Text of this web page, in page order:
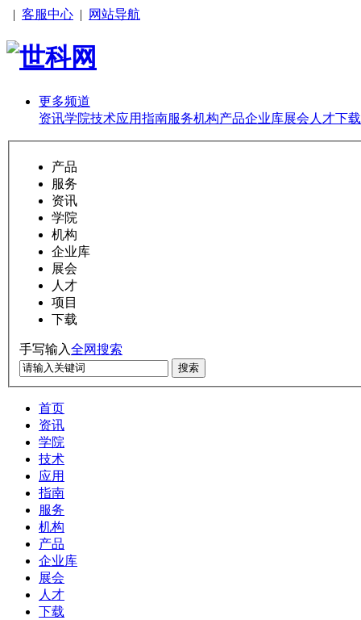
| 客服中心 | 网站导航
更多频道
资讯学院技术应用指南服务机构产品企业库展会 人才下载
产品
服务
资讯
学院
机构
企业库
展会
人才
项目
下载
手写输入全网搜索
搜索
首页
资讯
学院
技术
应用
指南
服务
机构
产品
企业库
展会
人才
下载